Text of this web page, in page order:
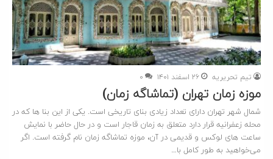
تیم تحریریه ۲۶ اسفند ۱۴۰۱ ۰
موزه زمان تهران (تماشاگه زمان)
شمال شهر تهران دارای تعداد زیادی بنای تاریخی است. یکی از این بنا ها که در
محله زعفرانیه قرار دارد متعلق به زمان قاجار است و در حال حاضر با نمایش
ساعت های لوکس و قدیمی در آن، موزه تماشاگه زمان نام گرفته است. اگر
می‌خواهید به طور کامل با…